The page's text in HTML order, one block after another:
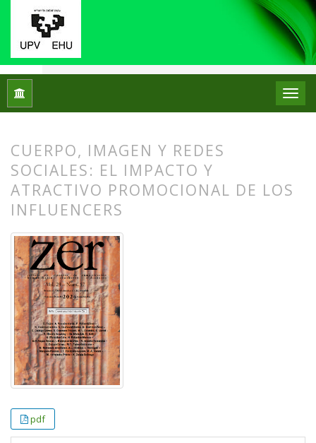
Inicio Vol. 29 Núm. 57 (2024): ZER. Revista de
CUERPO, IMAGEN Y REDES
SOCIALES: EL IMPACTO Y
ATRACTIVO PROMOCIONAL DE LOS
INFLUENCERS
pdf